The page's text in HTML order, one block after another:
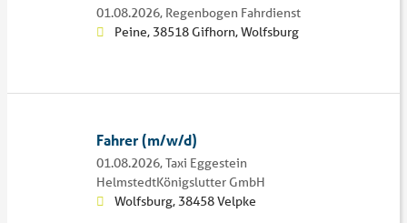
01.08.2026, Regenbogen Fahrdienst
Peine, 38518 Gifhorn, Wolfsburg
Fahrer (m/w/d)
01.08.2026,Taxi Eggestein
HelmstedtKönigslutter GmbH
Wolfsburg, 38458 Velpke